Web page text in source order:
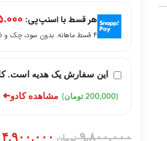
هر قسط با اسنپ‌پی:
۴ قسط ماهانه. بدون سود، چک و ضامن.
این سفارش یک هدیه است.
(200,000 تومان) مشاهده کادو➜
۹.۸۰۰.۰۰۰ تومان ۴.۹۰۰.۰۰۰